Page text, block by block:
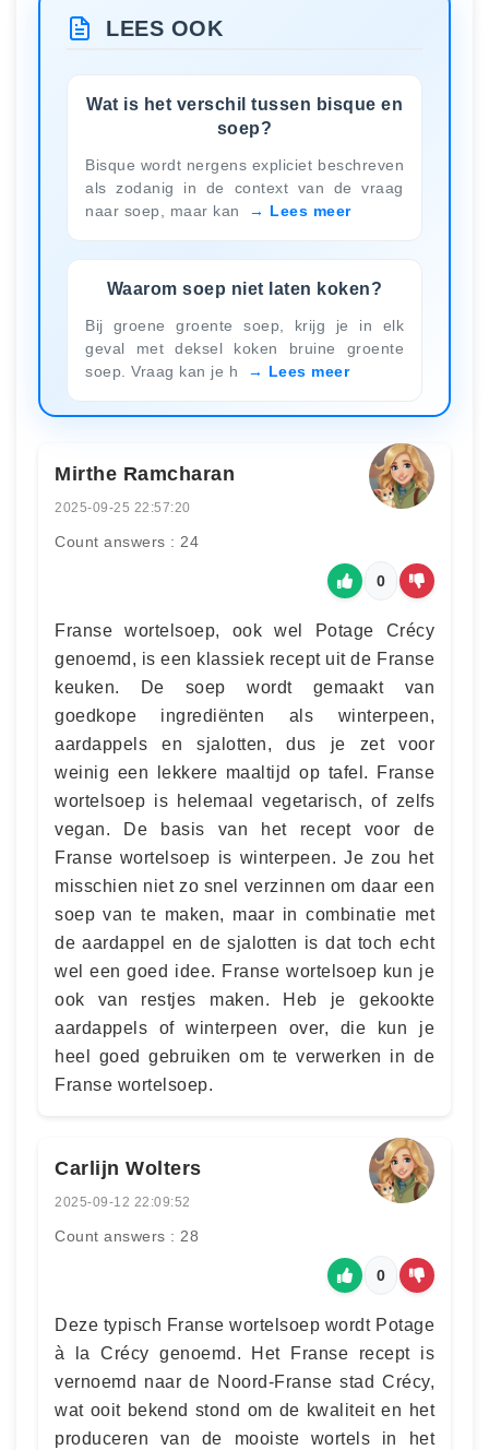
LEES OOK
Wat is het verschil tussen bisque en
soep?
Bisque wordt nergens expliciet beschreven
als zodanig in de context van de vraag
naar soep, maar kan
Lees meer
Waarom soep niet laten koken?
Bij groene groente soep, krijg je in elk
geval met deksel koken bruine groente
soep. Vraag kan je h
Lees meer
Mirthe Ramcharan
2025-09-25 22:57:20
Count answers : 24
0
Franse wortelsoep, ook wel Potage Crécy
genoemd, is een klassiek recept uit de Franse
keuken. De soep wordt gemaakt van
goedkope ingrediënten als winterpeen,
aardappels en sjalotten, dus je zet voor
weinig een lekkere maaltijd op tafel. Franse
wortelsoep is helemaal vegetarisch, of zelfs
vegan. De basis van het recept voor de
Franse wortelsoep is winterpeen. Je zou het
misschien niet zo snel verzinnen om daar een
soep van te maken, maar in combinatie met
de aardappel en de sjalotten is dat toch echt
wel een goed idee. Franse wortelsoep kun je
ook van restjes maken. Heb je gekookte
aardappels of winterpeen over, die kun je
heel goed gebruiken om te verwerken in de
Franse wortelsoep.
Carlijn Wolters
2025-09-12 22:09:52
Count answers : 28
0
Deze typisch Franse wortelsoep wordt Potage
à la Crécy genoemd. Het Franse recept is
vernoemd naar de Noord-Franse stad Crécy,
wat ooit bekend stond om de kwaliteit en het
produceren van de mooiste wortels in het